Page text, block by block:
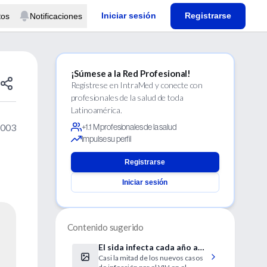
Notificaciones Iniciar sesión Registrarse
¡Súmese a la Red Profesional!
Regístrese en IntraMed y conecte con
profesionales de la salud de toda
Latinoamérica.
+1.1 M profesionales de la salud
Impulse su perfil
Registrarse
Iniciar sesión
Contenido sugerido
El sida infecta cada año a
2,5 millones de jóvenes en
Casi la mitad de los nuevos casos